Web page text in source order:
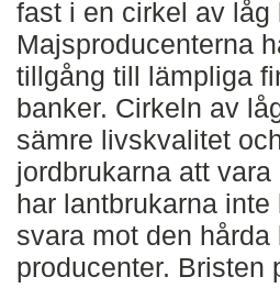
fast i en cirkel av låg
Majsproducenterna
tillgång till lämpliga
banker. Cirkeln av
sämre livskvalitet
jordbrukarna att
har lantbrukarna
svara mot den
producenter. Bristen